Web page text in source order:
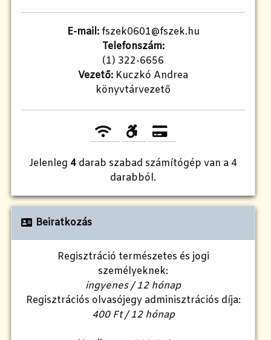
E-mail:fszek0601@fszek.hu
Telefonszám:
(1) 322-6656
Vezető: Kuczkó Andrea
könyvtárvezető
Jelenleg 4 darab szabad számítógép van a 4
darabból.
Beiratkozás
Regisztráció természetes és jogi
személyeknek:
ingyenes / 12 hónap
Regisztrációs olvasójegy adminisztrációs díja:
400 Ft / 12 hónap